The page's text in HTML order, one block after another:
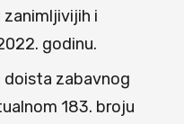
i
godinu.
doista zabavnog
183. broju